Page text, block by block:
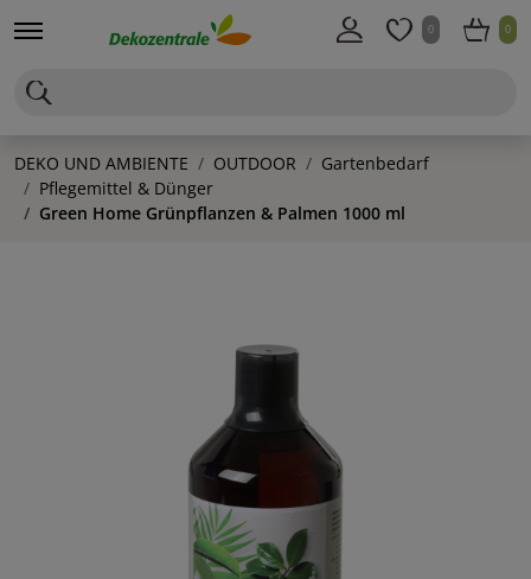
0 0
DEKO UND AMBIENTE OUTDOOR
Gartenbedarf
Pflegemittel & Dünger
Green Home Grünpflanzen & Palmen 1000 ml